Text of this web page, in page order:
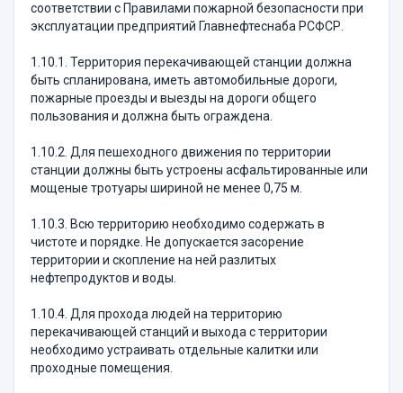
соответствии с Правилами пожарной безопасности при
эксплуатации предприятий Главнефтеснаба РСФСР.
1.10.1. Территория перекачивающей станции должна
быть спланирована, иметь автомобильные дороги,
пожарные проезды и выезды на дороги общего
пользования и должна быть ограждена.
1.10.2. Для пешеходного движения по территории
станции должны быть устроены асфальтированные или
мощеные тротуары шириной не менее 0,75 м.
1.10.3. Всю территорию необходимо содержать в
чистоте и порядке. Не допускается засорение
территории и скопление на ней разлитых
нефтепродуктов и воды.
1.10.4. Для прохода людей на территорию
перекачивающей станций и выхода с территории
необходимо устраивать отдельные калитки или
проходные помещения.